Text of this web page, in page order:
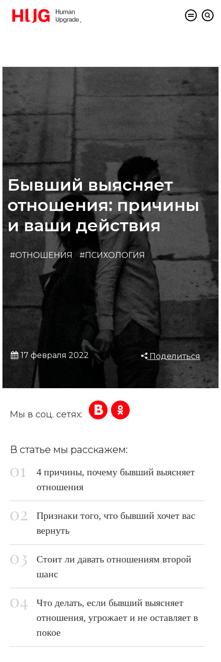
Бывший выясняет
отношения: причины
и ваши действия
#ОТНОШЕНИЯ #ПСИХОЛОГИЯ
17 февраля 2022 Поделиться
Мы в соц. сетях:
В статье мы расскажем:
4 причины, почему бывший выясняет
отношения
Признаки того, что бывший хочет вас
вернуть
Стоит ли давать отношениям второй
шанс
Что делать, если бывший выясняет
отношения, угрожает и не оставляет в
покое